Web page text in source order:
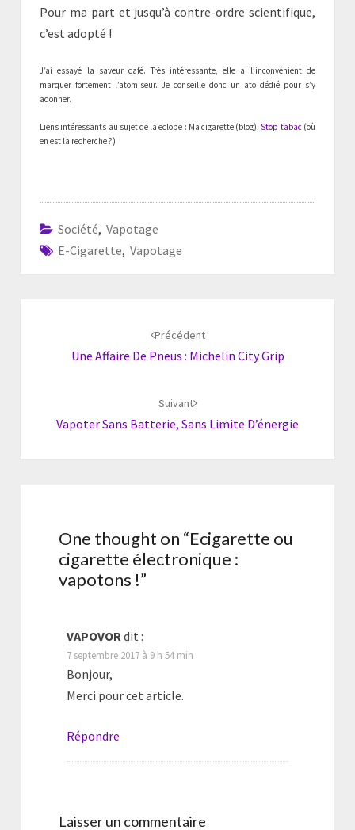
Pour ma part et jusqu’à contre-ordre scientifique,
c’est adopté !
J’ai essayé la saveur café. Très intéressante, elle a l’inconvénient de
marquer fortement l’atomiseur. Je conseille donc un ato dédié pour s’y
adonner.
Liens intéressants au sujet de la eclope : Ma cigarette (blog), Stop tabac (où
en est la recherche ?)
Société,Vapotage
E-Cigarette,Vapotage
Précédent
Une Affaire De Pneus : Michelin City Grip
Suivant
Vapoter Sans Batterie, Sans Limite D’énergie
One thought on “Ecigarette ou
cigarette électronique :
vapotons !”
VAPOVORdit :
7 septembre 2017 à 9 h 54 min
Bonjour,
Merci pour cet article.
Répondre
Laisser un commentaire